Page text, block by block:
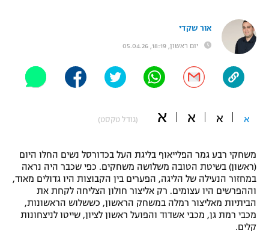
"מעל הליגה" – פודקאסט
"מחצית בשכונה" – פודקאסט
תקנון עבור פעילות אלקטרה
תקנון עבור פעילות ספורט 1 – "מרלן"
גיימינג E-Sports
תנאי שימוש
בני יהודה
היאבקות WWE
אופניים
פוטבול אמריקאי NFL
בייסבול MLB
ספורט אתגרי ואקסטרים
אור שקדי
יום ראשון, 18:19, 05.04.26
א א א א (גודל טקסט)
משחקי רבע גמר הפלייאוף בליגת העל בכדורסל נשים החלו היום
(ראשון) בשיטת הטובה משלושה משחקים. כפי שכבר היה נראה
במחזור הנעילה של הליגה, הפערים בין הקבוצות היו גדולים מאוד,
וההפרשים היו עצומים. רק אליצור חולון הצליחה לקחת את
הביתיות מאליצור רמלה במשחק הראשון, כששלוש הראשונות,
מכבי רמת גן, מכבי אשדוד והפועל ראשון לציון, שייטו לניצחונות
קלים.